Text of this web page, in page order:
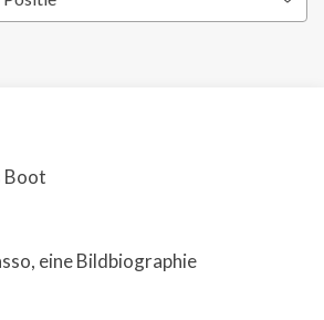
Boot
eine Bildbiographie